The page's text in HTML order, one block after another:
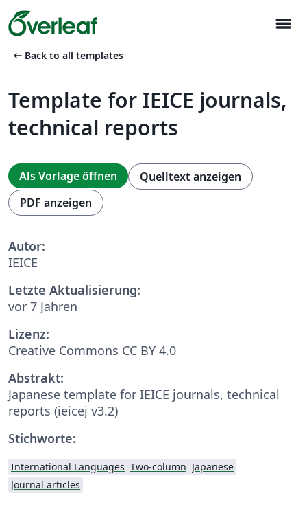
menu
arrow_left_alt Back to all templates
Template for IEICE journals,
technical reports
Als Vorlage öffnen
Quelltext anzeigen
PDF anzeigen
Autor:
IEICE
Letzte Aktualisierung:
vor 7 Jahren
Lizenz:
Creative Commons CC BY 4.0
Abstrakt:
Japanese template for IEICE journals, technical
reports (ieicej v3.2)
Stichworte:
International Languages Two-column Japanese
Journal articles